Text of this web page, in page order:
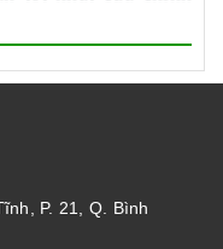
P. 21, Q. Bình